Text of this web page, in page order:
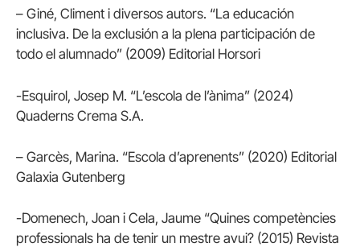
– Giné, Climent i diversos autors. “La educación
inclusiva. De la exclusión a la plena participación de
todo el alumnado” (2009) Editorial Horsori
-Esquirol, Josep M. “L’escola de l’ànima” (2024)
Quaderns Crema S.A.
– Garcès, Marina. “Escola d’aprenents” (2020) Editorial
Galaxia Gutenberg
-Domenech, Joan i Cela, Jaume “Quines competències
professionals ha de tenir un mestre avui? (2015) Revista